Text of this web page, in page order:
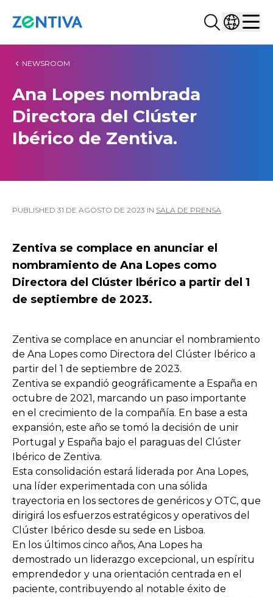
Buscar...
NEWSROOM
Ana Lopes nombrada
Directora del Clúster
Ibérico de Zentiva.
PUBLISHED 31 DE AGOSTO DE 2023 IN SALA DE PRENSA
Zentiva se complace en anunciar el
nombramiento de Ana Lopes como
Directora del Clúster Ibérico a partir del 1
de septiembre de 2023.
Zentiva se complace en anunciar el nombramiento
de Ana Lopes como Directora del Clúster Ibérico a
partir del 1 de septiembre de 2023.
Zentiva se expandió geográficamente a España en
octubre de 2021, marcando un paso importante
en el crecimiento de la compañía. En base a esta
expansión, este año se tomó la decisión de unir
Portugal y España bajo el paraguas del Clúster
Ibérico de Zentiva.
Esta consolidación estará liderada por Ana Lopes,
una líder experimentada con una sólida
trayectoria en los sectores de genéricos y OTC, que
dirigirá los esfuerzos estratégicos y operativos del
Clúster Ibérico desde su sede en Lisboa.
En los últimos cinco años, Ana Lopes ha
demostrado un liderazgo excepcional, un espíritu
emprendedor y una orientación centrada en el
paciente, contribuyendo al notable éxito de